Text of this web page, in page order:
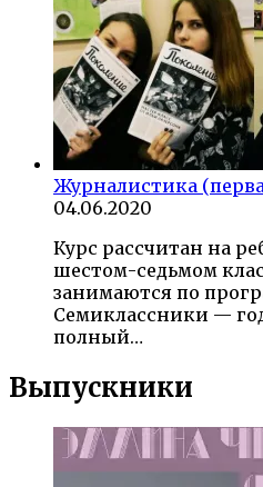
Журналистика
04.06.2020
Курс рассчитан на
шестом-седьмом
занимаются по
Семиклассники —
полный…
Выпускники